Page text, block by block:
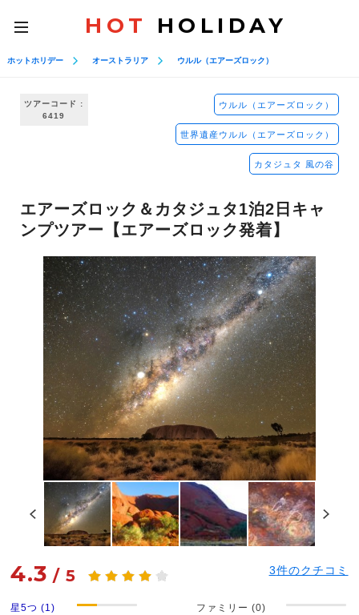
toggle
navigation
HOT HOLIDAY
ホットホリデー オーストラリア ウルル（エアーズロック）
ツアーコード :
6419
ウルル（エアーズロック）
世界遺産ウルル（エアーズロック）
カタジュタ 風の谷
エアーズロック＆カタジュタ1泊2日キャ
ンプツアー【エアーズロック発着】
4.3 /5 3件のクチコミ
星5つ (1)
ファミリー (0)